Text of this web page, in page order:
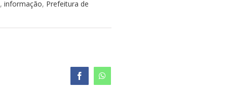
,informação, Prefeitura de
Facebook